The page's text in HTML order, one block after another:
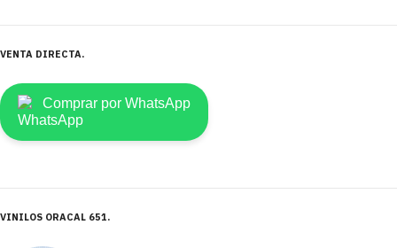
VENTA DIRECTA
Comprar por WhatsApp
VINILOS ORACAL 651